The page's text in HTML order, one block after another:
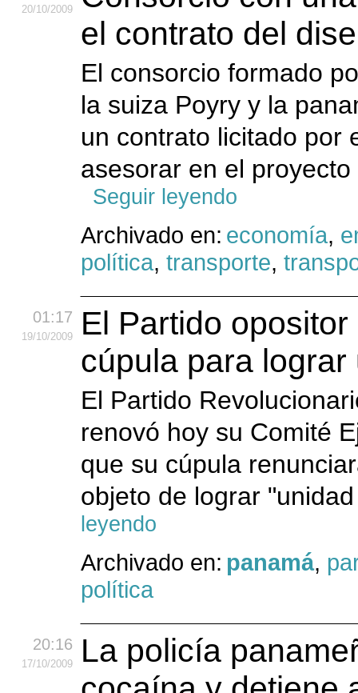
20/10/2009
el contrato del
El consorcio formado
la suiza Poyry y la
un contrato licitado por
asesorar en el
Seguir leyendo
Archivado en: economía,
política, transporte,
01:17
19/10/2009
El Partido
cúpula para
El Partido
renovó hoy su Comité
que su cúpula
objeto de lograr
leyendo
Archivado en: panamá,
política
20:16
17/10/2009
La policía